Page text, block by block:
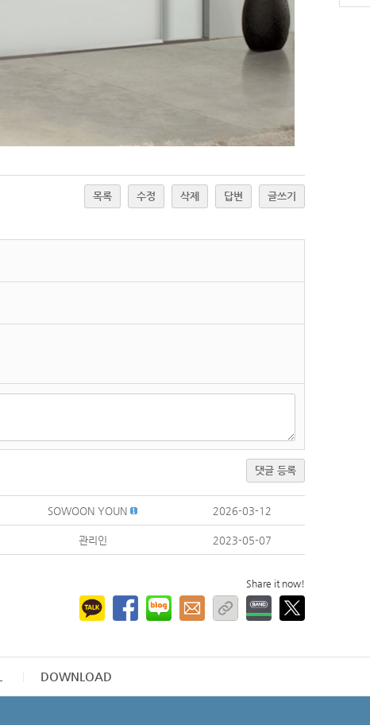
목록 수정 삭제 답변 글쓰기
댓글 등록
SOWOON YOUN 2026-03-12
관리인 2023-05-07
Share it now!
DOWNLOAD